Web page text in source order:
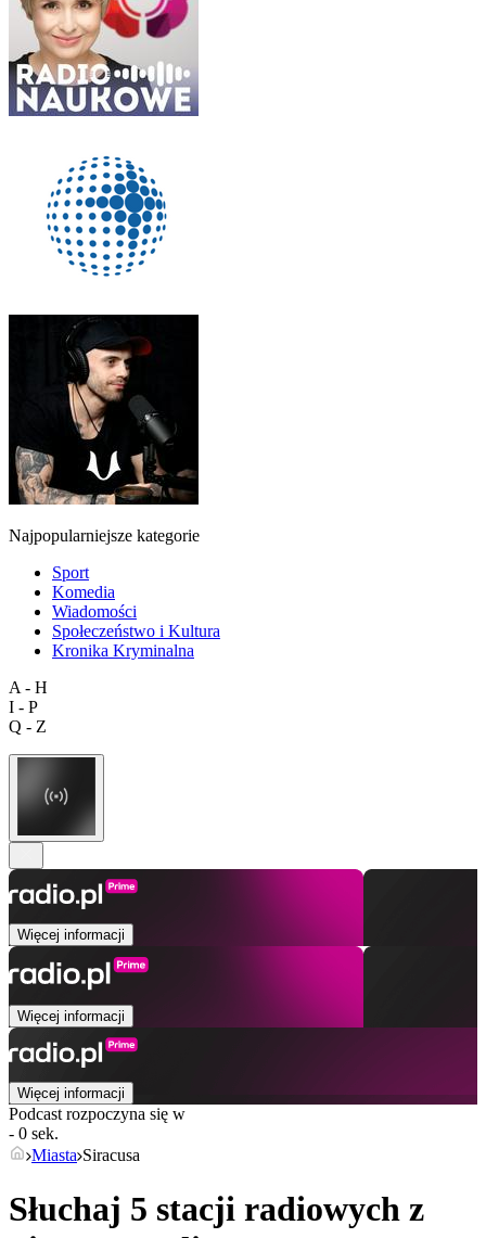
Najpopularniejsze kategorie
Sport
Komedia
Wiadomości
Społeczeństwo i Kultura
Kronika Kryminalna
A - H
I - P
Q - Z
Więcej informacji
Więcej informacji
Więcej informacji
Podcast rozpoczyna się w
- 0 sek.
Miasta Siracusa
Słuchaj 5 stacji radiowych z